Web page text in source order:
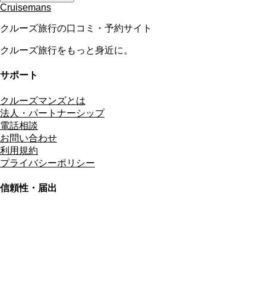
Cruisemans
クルーズ旅行の口コミ・予約サイト
クルーズ旅行をもっと身近に。
サポート
クルーズマンズとは
法人・パートナーシップ
電話相談
お問い合わせ
利用規約
プライバシーポリシー
信頼性・届出